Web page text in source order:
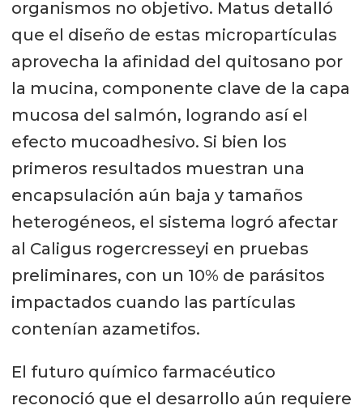
organismos no objetivo. Matus detalló
que el diseño de estas micropartículas
aprovecha la afinidad del quitosano por
la mucina, componente clave de la capa
mucosa del salmón, logrando así el
efecto mucoadhesivo. Si bien los
primeros resultados muestran una
encapsulación aún baja y tamaños
heterogéneos, el sistema logró afectar
al Caligus rogercresseyi en pruebas
preliminares, con un 10% de parásitos
impactados cuando las partículas
contenían azametifos.
El futuro químico farmacéutico
reconoció que el desarrollo aún requiere